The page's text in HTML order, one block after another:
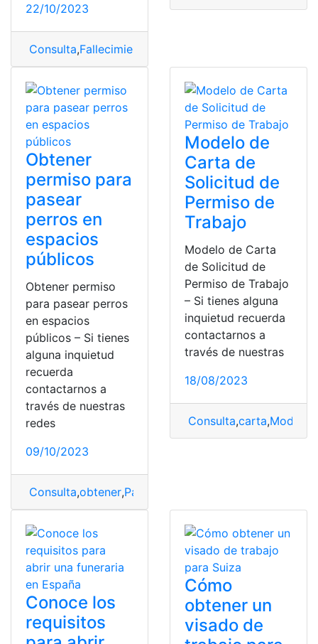
22/10/2023
Consulta,Fallecimiento
Obtener
permiso para
pasear
perros en
espacios
públicos
Obtener permiso
para pasear perros
en espacios
públicos – Si tienes
alguna inquietud
recuerda
contactarnos a
través de nuestras
redes
09/10/2023
Consulta,obtener,Pasear perros
Modelo de
Carta de
Solicitud de
Permiso de
Trabajo
Modelo de Carta
de Solicitud de
Permiso de Trabajo
– Si tienes alguna
inquietud recuerda
contactarnos a
través de nuestras
18/08/2023
Consulta,carta,Modelo
Conoce los
requisitos
Cómo
obtener un
visado de